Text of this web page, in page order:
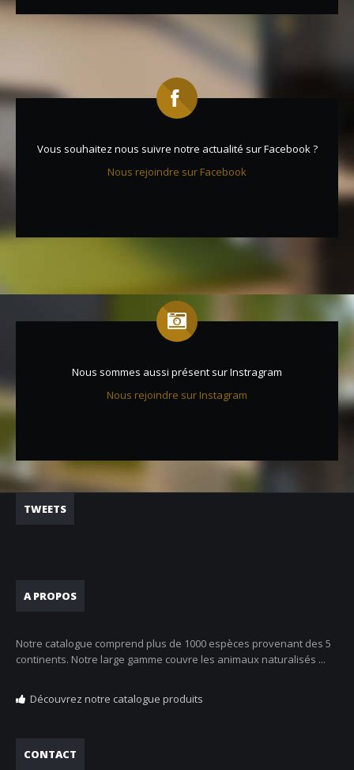
Vous souhaitez nous suivre notre actualité sur Facebook ?
Nous rejoindre sur Facebook
Nous sommes aussi présent sur Instragram
Nous rejoindre sur Instagram
TWEETS
A PROPOS
Notre catalogue comprend plus de 1000 espèces provenant des 5
continents. Notre large gamme couvre les animaux naturalisés ...
Découvrez notre catalogue produits
CONTACT